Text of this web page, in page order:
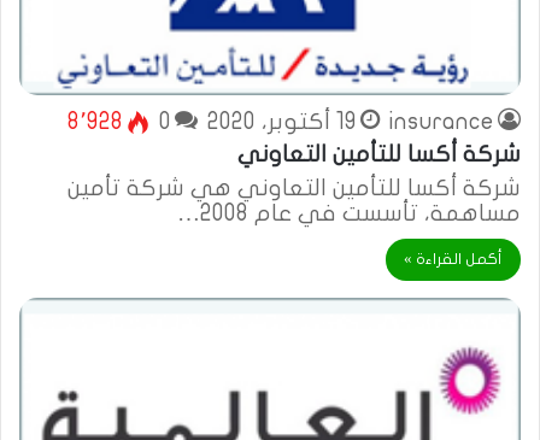
insurance 19 أكتوبر، 2020 0
8٬928
شركة أكسا للتأمين التعاوني
شركة أكسا للتأمين التعاوني هي شركة تأمين
مساهمة، تأسست في عام 2008…
أكمل القراءة »